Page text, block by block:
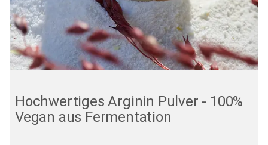
Hochwertiges Arginin Pulver - 100%
Vegan aus Fermentation